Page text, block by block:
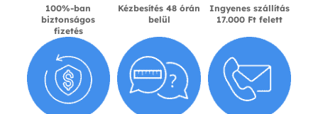
100%-ban
biztonságos
fizetés
Kézbesítés 48 órán
belül
Ingyenes szállítás
17.000 Ft felett